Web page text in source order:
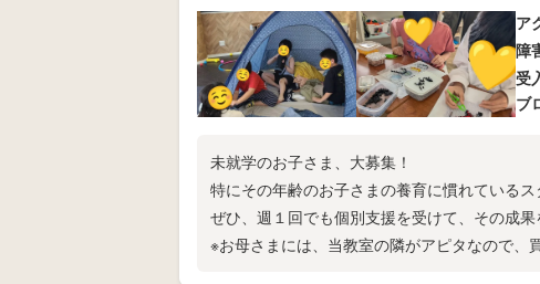
ア
障
受
ブ
未就学のお子さま、大募集！
特にその年齢のお子さまの養育に慣れているス
ぜひ、週１回でも個別支援を受けて、その成果
※お母さまには、当教室の隣がアピタなので、